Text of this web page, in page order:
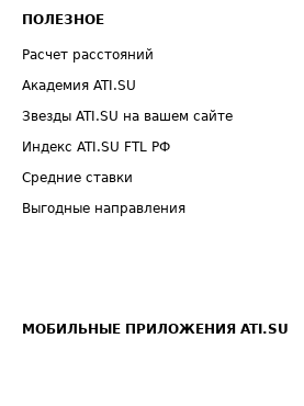
ПОЛЕЗНОЕ
Расчет расстояний
Академия ATI.SU
Звезды ATI.SU на вашем сайте
Индекс ATI.SU FTL РФ
Средние ставки
Выгодные направления
МОБИЛЬНЫЕ ПРИЛОЖЕНИЯ ATI.SU